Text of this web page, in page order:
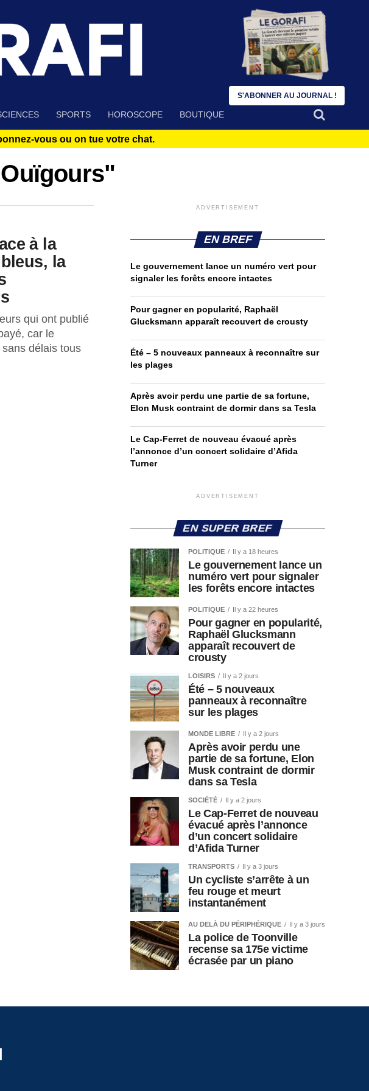
SPORTS HOROSCOPE BOUTIQUE
vous ou on tue votre chat.
à la
la
qui ont publié
car le
délais tous
ADVERTISEMENT
EN BREF
Le gouvernement lance un numéro vert pour
signaler les forêts encore intactes
Pour gagner en popularité, Raphaël
Glucksmann apparaît recouvert de crousty
Été – 5 nouveaux panneaux à reconnaître sur
les plages
Après avoir perdu une partie de sa fortune,
Elon Musk contraint de dormir dans sa Tesla
Le Cap-Ferret de nouveau évacué après
l’annonce d’un concert solidaire d’Afida
Turner
ADVERTISEMENT
EN SUPER BREF
POLITIQUE Il y a 18 heures
Le gouvernement lance un
numéro vert pour signaler
les forêts encore intactes
POLITIQUE Il y a 22 heures
Pour gagner en popularité,
Raphaël Glucksmann
apparaît recouvert de
crousty
LOISIRS Il y a 2 jours
Été – 5 nouveaux
panneaux à reconnaître
sur les plages
MONDE LIBRE Il y a 2 jours
Après avoir perdu une
partie de sa fortune, Elon
Musk contraint de dormir
dans sa Tesla
SOCIÉTÉ Il y a 2 jours
Le Cap-Ferret de nouveau
évacué après l’annonce
d’un concert solidaire
d’Afida Turner
TRANSPORTS Il y a 3 jours
Un cycliste s’arrête à un
feu rouge et meurt
instantanément
AU DELÀ DU PÉRIPHÉRIQUE Il y a 3 jours
La police de Toonville
recense sa 175e victime
écrasée par un piano
S'ABONNER AU JOURNAL !